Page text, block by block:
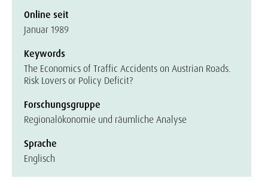
Online seit
Januar 1989
Keywords
The Economics of Traffic Accidents on Austrian Roads.
Risk Lovers or Policy Deficit?
Forschungsgruppe
Regionalökonomie und räumliche Analyse
Sprache
Englisch